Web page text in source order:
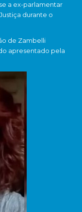
a ex-parlamentar
durante o
de Zambelli
apresentado pela